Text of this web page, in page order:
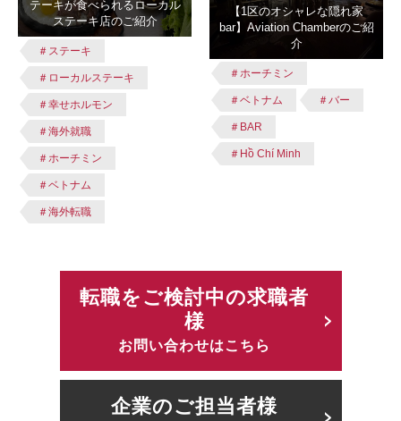
テーキが食べられるローカル
ステーキ店のご紹介
＃ステーキ
＃ローカルステーキ
＃幸せホルモン
＃海外就職
＃ホーチミン
＃ベトナム
＃海外転職
【1区のオシャレな隠れ家
bar】Aviation Chamberのご紹
介
＃ホーチミン
＃ベトナム ＃バー
＃BAR
＃Hồ Chí Minh
転職をご検討中の求職者
様
お問い合わせはこちら
企業のご担当者様